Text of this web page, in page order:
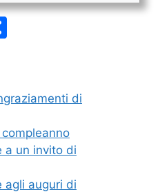
di
di
di
a un invito di
agli auguri di